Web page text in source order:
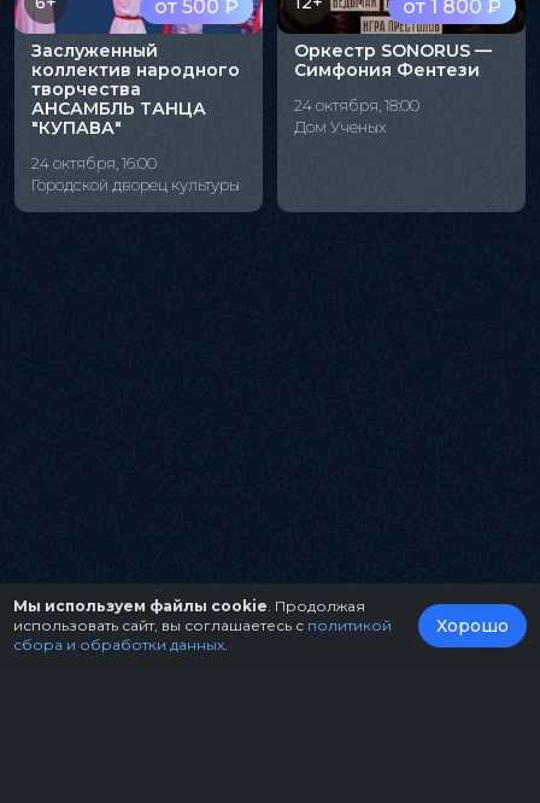
от 500 ₽
Заслуженный
коллектив народного
творчества
АНСАМБЛЬ ТАНЦА
"КУПАВА"
24 октября, 16:00
Городской дворец культуры
от 1 800 ₽
Оркестр SONORUS —
Симфония Фентези
24 октября, 18:00
Дом Ученых
Мы используем файлы cookie . Продолжая
использовать сайт, вы соглашаетесь с политикой
сбора и обработки данных
Хорошо